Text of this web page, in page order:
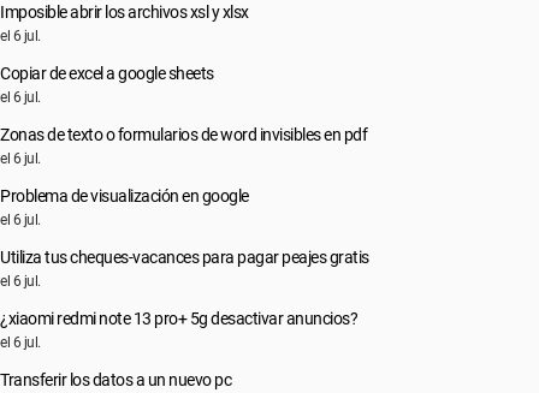
Imposible abrir los archivos xsl y xlsx
el 6 jul.
Copiar de excel a google sheets
el 6 jul.
Zonas de texto o formularios de word invisibles en pdf
el 6 jul.
Problema de visualización en google
el 6 jul.
Utiliza tus cheques-vacances para pagar peajes gratis
el 6 jul.
¿xiaomi redmi note 13 pro+ 5g desactivar anuncios?
el 6 jul.
Transferir los datos a un nuevo pc